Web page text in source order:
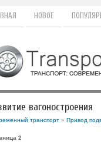
НОВОЕ
вагоностроения
транспорт» Привод
2